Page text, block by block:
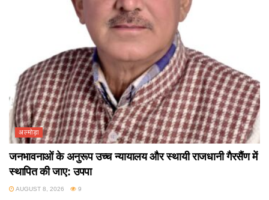
अल्मोड़ा
जनभावनाओं के अनुरूप उच्च न्यायालय और स्थायी राजधानी गैरसैंण में
स्थापित की जाए: उपपा
AUGUST 8, 2026 9